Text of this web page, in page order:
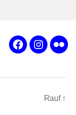
Facebook
Rauf ↑